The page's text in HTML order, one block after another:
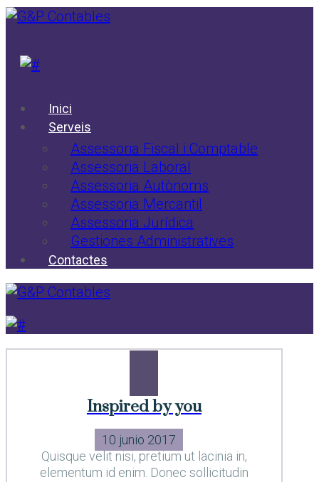
Inici
Serveis
Assessoria Fiscal i Comptable
Assessoria Laboral
Assessoria Autònoms
Assessoria Mercantil
Assessoria Jurídica
Gestiones Administratives
Contactes
Inspired by you
10 junio 2017
Quisque velit nisi, pretium ut lacinia in,
elementum id enim. Donec sollicitudin